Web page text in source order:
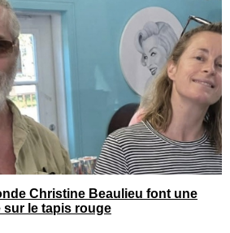
Christine Beaulieu font une
sur le tapis rouge